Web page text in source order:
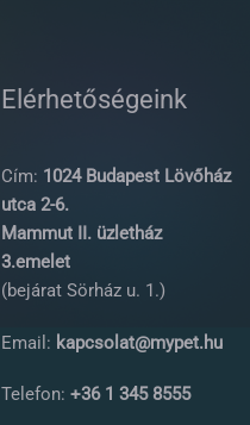
Elérhetőségeink
Cím: 1024 Budapest Lövőház
utca 2-6.
Mammut II. üzletház
3.emelet
(bejárat Sörház u. 1.)
Email: kapcsolat@mypet.hu
Telefon: +36 1 345 8555